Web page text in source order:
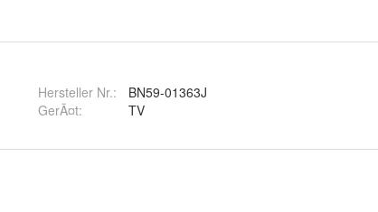
Hersteller Nr.:
BN59-01363J
GerÃ¤t: TV